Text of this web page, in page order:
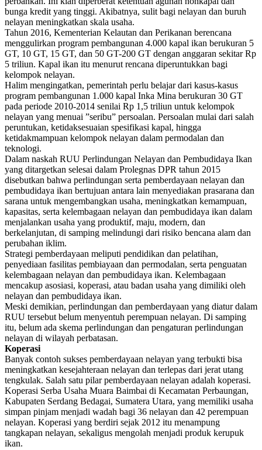
bunga kredit yang tinggi. Akibatnya, sulit bagi nelayan dan buruh
nelayan meningkatkan skala usaha.
Tahun 2016, Kementerian Kelautan dan Perikanan berencana
menggulirkan program pembangunan 4.000 kapal ikan berukuran 5
GT, 10 GT, 15 GT, dan 50 GT-200 GT dengan anggaran sekitar Rp
5 triliun. Kapal ikan itu menurut rencana diperuntukkan bagi
kelompok nelayan.
Halim mengingatkan, pemerintah perlu belajar dari kasus-kasus
program pembangunan 1.000 kapal Inka Mina berukuran 30 GT
pada periode 2010-2014 senilai Rp 1,5 triliun untuk kelompok
nelayan yang menuai ”seribu” persoalan. Persoalan mulai dari salah
peruntukan, ketidaksesuaian spesifikasi kapal, hingga
ketidakmampuan kelompok nelayan dalam permodalan dan
teknologi.
Dalam naskah RUU Perlindungan Nelayan dan Pembudidaya Ikan
yang ditargetkan selesai dalam Prolegnas DPR tahun 2015
disebutkan bahwa perlindungan serta pemberdayaan nelayan dan
pembudidaya ikan bertujuan antara lain menyediakan prasarana dan
sarana untuk mengembangkan usaha, meningkatkan kemampuan,
kapasitas, serta kelembagaan nelayan dan pembudidaya ikan dalam
menjalankan usaha yang produktif, maju, modern, dan
berkelanjutan, di samping melindungi dari risiko bencana alam dan
perubahan iklim.
Strategi pemberdayaan meliputi pendidikan dan pelatihan,
penyediaan fasilitas pembiayaan dan permodalan, serta penguatan
kelembagaan nelayan dan pembudidaya ikan. Kelembagaan
mencakup asosiasi, koperasi, atau badan usaha yang dimiliki oleh
nelayan dan pembudidaya ikan.
Meski demikian, perlindungan dan pemberdayaan yang diatur dalam
RUU tersebut belum menyentuh perempuan nelayan. Di samping
itu, belum ada skema perlindungan dan pengaturan perlindungan
nelayan di wilayah perbatasan.
Koperasi
Banyak contoh sukses pemberdayaan nelayan yang terbukti bisa
meningkatkan kesejahteraan nelayan dan terlepas dari jerat utang
tengkulak. Salah satu pilar pemberdayaan nelayan adalah koperasi.
Koperasi Serba Usaha Muara Baimbai di Kecamatan Perbaungan,
Kabupaten Serdang Bedagai, Sumatera Utara, yang memiliki usaha
simpan pinjam menjadi wadah bagi 36 nelayan dan 42 perempuan
nelayan. Koperasi yang berdiri sejak 2012 itu menampung
tangkapan nelayan, sekaligus mengolah menjadi produk kerupuk
ikan.